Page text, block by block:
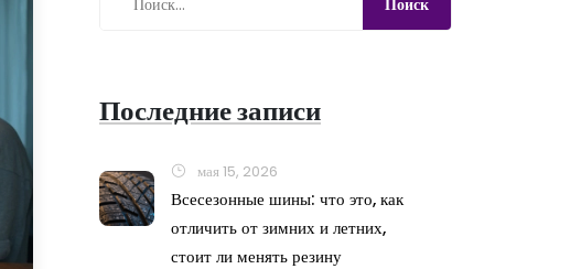
Последние записи
мая 15, 2026
Всесезонные шины: что это, как
отличить от зимних и летних,
стоит ли менять резину